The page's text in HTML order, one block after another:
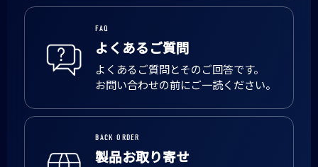
FAQ
よくあるご質問
よくあるご質問とそのご回答です。
お問い合わせの前にご一読ください。
BACK ORDER
製品お取り寄せ